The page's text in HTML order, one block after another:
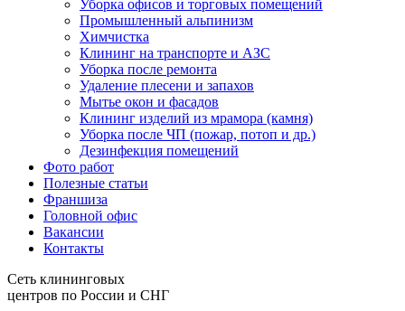
Уборка офисов и торговых помещений
Промышленный альпинизм
Химчистка
Клининг на транспорте и АЗС
Уборка после ремонта
Удаление плесени и запахов
Мытье окон и фасадов
Клининг изделий из мрамора (камня)
Уборка после ЧП (пожар, потоп и др.)
Дезинфекция помещений
Фото работ
Полезные статьи
Франшиза
Головной офис
Вакансии
Контакты
Сеть клининговых
центров по России и СНГ